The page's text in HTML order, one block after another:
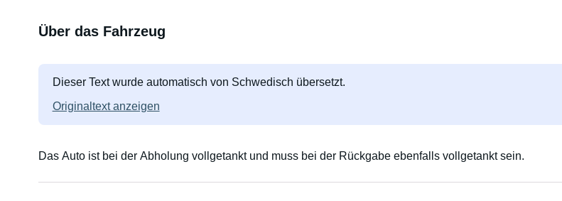
Über das Fahrzeug
Dieser Text wurde automatisch von Schwedisch übersetzt.
Originaltext anzeigen
Das Auto ist bei der Abholung vollgetankt und muss bei der Rückgabe ebenfalls vollgetankt sein.